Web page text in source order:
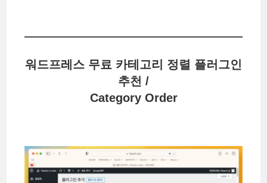
워드프레스 무료 카테고리 정렬 플러그인
추천 /
Category Order